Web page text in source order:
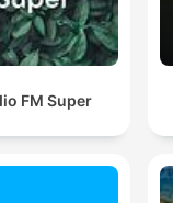
FM Super